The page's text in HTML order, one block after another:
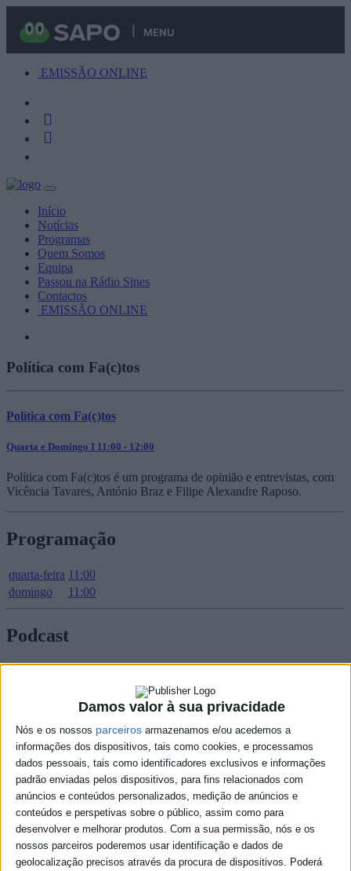
Damos valor à sua privacidade
Nós e os nossos parceiros armazenamos e/ou acedemos a
informações dos dispositivos, tais como cookies, e processamos
dados pessoais, tais como identificadores exclusivos e informações
padrão enviadas pelos dispositivos, para fins relacionados com
anúncios e conteúdos personalizados, medição de anúncios e
conteúdos e perspetivas sobre o público, assim como para
desenvolver e melhorar produtos. Com a sua permissão, nós e os
nossos parceiros poderemos usar identificação e dados de
geolocalização precisos através da procura de dispositivos. Poderá
MENU
EMISSÃO ONLINE
Início
Notícias
Programas
Quem Somos
Equipa
Passou na Rádio Sines
Contactos
EMISSÃO ONLINE
Política com Fa(c)tos
Política com Fa(c)tos
Quarta e Domingo I 11:00 - 12:00
Política com Fa(c)tos é um programa de opinião e entrevistas, com
Vicência Tavares, António Braz e Filipe Alexandre Raposo.
Programação
quarta-feira 11:00
domingo
11:00
Podcast
Podcast - politica com factos 26/07/26
Podcast - politica com factos 19/07/26
Podcast - politica com factos 12/07/26
Podcast - politica com factos 05/07/26
Podcast - politica com factos 28/06/26
Podcast - politica com factos 21/06/26
Podcast - politica com factos 14/06/26
Podcast - politica com factos 07/06/26
Podcast - politica com factos 31/05/26
Podcast - politica com factos 24/05/26
Podcast - politica com factos 17/05/26